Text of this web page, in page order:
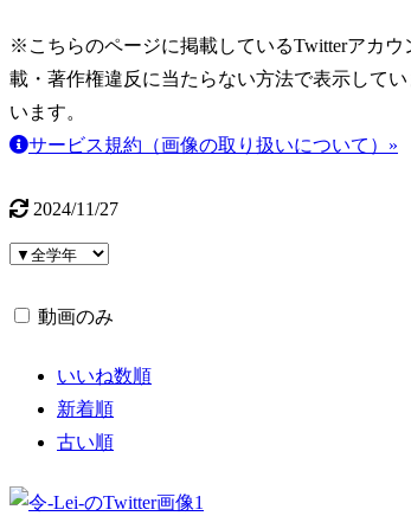
※こちらのページに掲載しているTwitterアカ
載・著作権違反に当たらない方法で表示して
います。
サービス規約（画像の取り扱いについて）»
2024/11/27
動画のみ
いいね数順
新着順
古い順